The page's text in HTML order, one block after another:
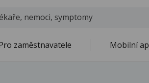
zaměstnavatele Mobilní